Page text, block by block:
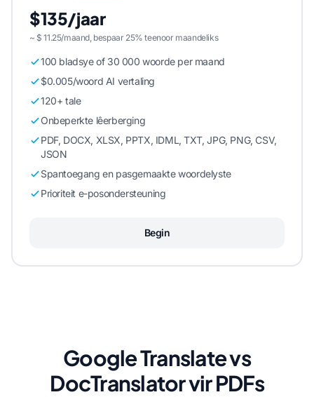
$135/jaar
~ $ 11.25/maand, bespaar 25% teenoor maandeliks
100 bladsye of 30 000 woorde per maand
$0.005/woord AI vertaling
120+ tale
Onbeperkte lêerberging
PDF, DOCX, XLSX, PPTX, IDML, TXT, JPG, PNG, CSV,
JSON
Spantoegang en pasgemaakte woordelyste
Prioriteit e-posondersteuning
Begin
Google Translate vs
DocTranslator vir PDFs